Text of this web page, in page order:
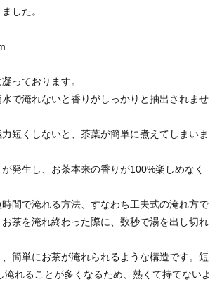
した。
っております。
で淹れないと香りがしっかりと抽出されませ
短くしないと、茶葉が簡単に煮えてしまいま
発生し、お茶本来の香りが100%楽しめなく
間で淹れる方法、すなわち工夫式の淹れ方で
茶を淹れ終わった際に、数秒で湯を出し切れ
簡単にお茶が淹れられるような構造です。短
れることが多くなるため、熱くて持てないよ